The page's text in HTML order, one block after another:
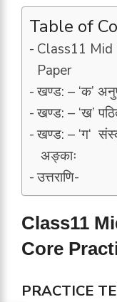
Table of
Class11 Mid
Paper
खण्ड: – ‘क’
खण्ड: – ‘ख’
खण्ड: – ‘ग‘
अङ्काः
उत्तराणि-
Class11
Core
PRACTICE